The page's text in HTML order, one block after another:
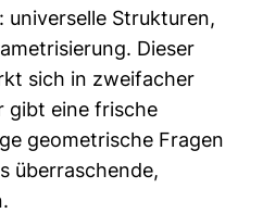
Strukturen,
Dieser
sich in zweifacher
gibt eine frische
geometrische Fragen
überraschende,